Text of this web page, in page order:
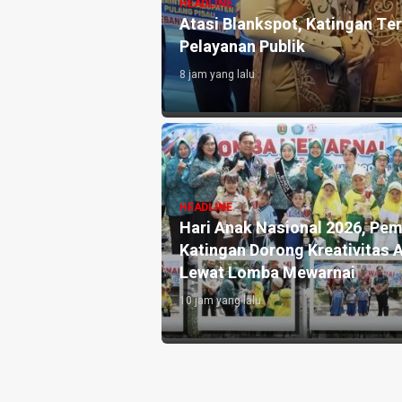
Atasi Blankspot, Katingan Terima 287
Pelayanan Publik
Hari Anak Nasional 2026, Pemkab
Katingan Dorong Kreativitas Anak
Lewat Lomba Mewarnai
HEADLINE
DPRD
14 jam